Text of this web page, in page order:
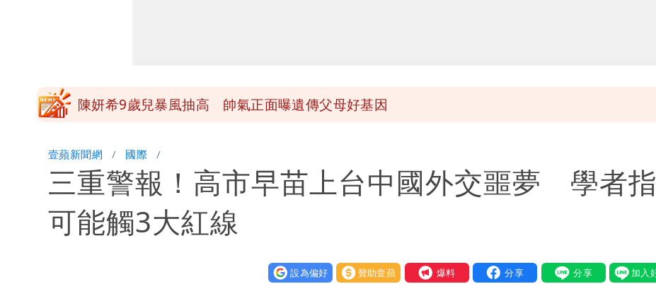
陳妍希9歲兒暴風抽高 帥氣正面曝遺傳父母好基因
47歲婦腹痛就醫才知懷孕「1小時後生了」 26歲女兒：震驚神奇
「陳時中怎麼有臉發文」 李明璇：讓詐團有機會詐騙慈濟的就是民進黨
壹蘋新聞網 國際
三重警報！高市早苗上台中國外交噩夢 學者指
可能觸3大紅線
設為偏好 贊助壹蘋 我要爆料